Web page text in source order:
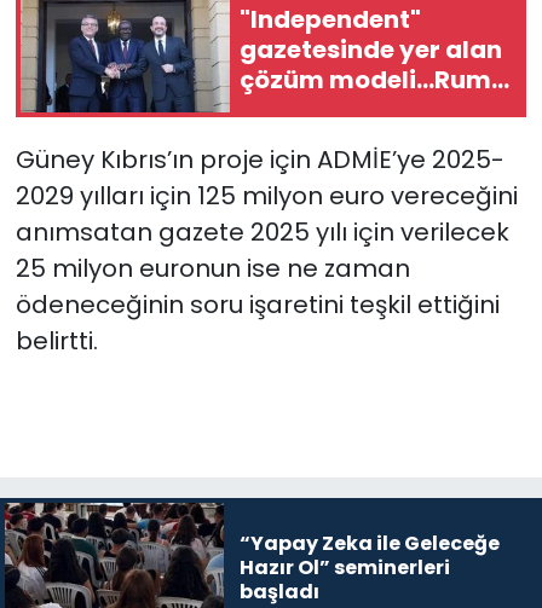
"Independent"
gazetesinde yer alan
çözüm modeli...Rum
Yönetiminden
"ihtiyatlı" olunması
tavsiyesi
Güney Kıbrıs’ın proje için ADMİE’ye 2025-
2029 yılları için 125 milyon euro vereceğini
anımsatan gazete 2025 yılı için verilecek
25 milyon euronun ise ne zaman
ödeneceğinin soru işaretini teşkil ettiğini
belirtti.
“Yapay Zeka ile Geleceğe
Hazır Ol” seminerleri
başladı